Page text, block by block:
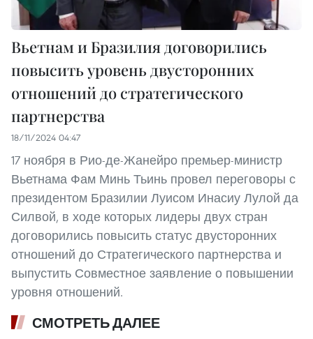
Вьетнам и Бразилия договорились
повысить уровень двусторонних
отношений до стратегического
партнерства
18/11/2024 04:47
17 ноября в Рио-де-Жанейро премьер-министр
Вьетнама Фам Минь Тьинь провел переговоры с
президентом Бразилии Луисом Инасиу Лулой да
Силвой, в ходе которых лидеры двух стран
договорились повысить статус двусторонних
отношений до Стратегического партнерства и
выпустить Совместное заявление о повышении
уровня отношений.
СМОТРЕТЬ ДАЛЕЕ